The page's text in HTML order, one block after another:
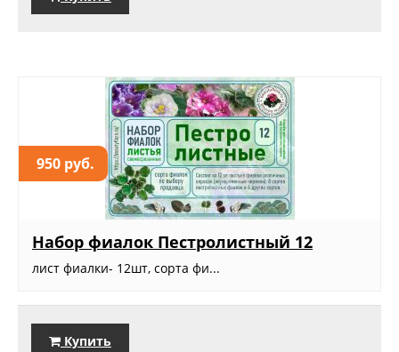
950 руб.
Набор фиалок Пестролистный 12
лист фиалки- 12шт, сорта фи...
Купить